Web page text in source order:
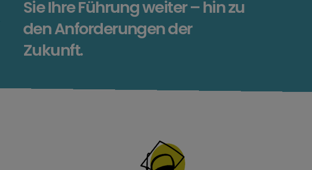
Sie Ihre Führung weiter – hin zu
den Anforderungen der
Zukunft.